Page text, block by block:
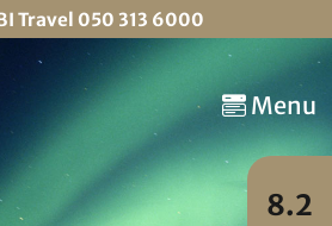
Travel 050 313 6000
Menu
8.2